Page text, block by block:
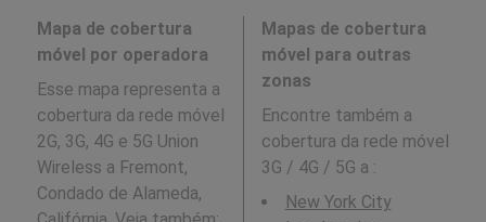
Mapa de cobertura
móvel por operadora
Esse mapa representa a
cobertura da rede móvel
2G, 3G, 4G e 5G Union
Wireless a Fremont,
Condado de Alameda,
Mapas de cobertura
móvel para outras
zonas
Encontre também a
cobertura da rede móvel
3G / 4G / 5G a :
New York City